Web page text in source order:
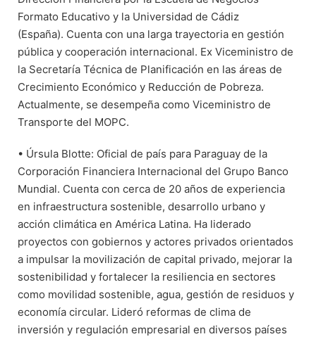
Formato Educativo y la Universidad de Cádiz
(España). Cuenta con una larga trayectoria en gestión
pública y cooperación internacional. Ex Viceministro de
la Secretaría Técnica de Planificación en las áreas de
Crecimiento Económico y Reducción de Pobreza.
Actualmente, se desempeña como Viceministro de
Transporte del MOPC.
• Úrsula Blotte: Oficial de país para Paraguay de la
Corporación Financiera Internacional del Grupo Banco
Mundial. Cuenta con cerca de 20 años de experiencia
en infraestructura sostenible, desarrollo urbano y
acción climática en América Latina. Ha liderado
proyectos con gobiernos y actores privados orientados
a impulsar la movilización de capital privado, mejorar la
sostenibilidad y fortalecer la resiliencia en sectores
como movilidad sostenible, agua, gestión de residuos y
economía circular. Lideró reformas de clima de
inversión y regulación empresarial en diversos países